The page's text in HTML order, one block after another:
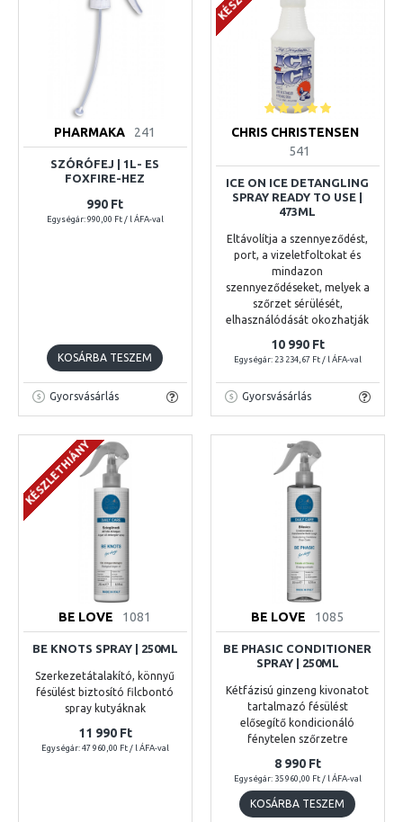
PHARMAKA 241
SZÓRÓFEJ | 1L- ES
FOXFIRE-HEZ
990 Ft
Egységár: 990,00 Ft / l ÁFA-val
KOSÁRBA TESZEM
Gyorsvásárlás
CHRIS CHRISTENSEN
541
ICE ON ICE DETANGLING
SPRAY READY TO USE |
473ML
Eltávolítja a szennyeződést,
port, a vizeletfoltokat és
mindazon
szennyeződéseket, melyek a
szőrzet sérülését,
elhasználódását okozhatják
10 990 Ft
Egységár: 23 234,67 Ft / l ÁFA-val
Gyorsvásárlás
KÉSZLETHIÁNY
BE LOVE 1081
BE KNOTS SPRAY | 250ML
Szerkezetátalakító, könnyű
fésülést biztosító filcbontó
spray kutyáknak
11 990 Ft
Egységár: 47 960,00 Ft / l ÁFA-val
BE LOVE 1085
BE PHASIC CONDITIONER
SPRAY | 250ML
Kétfázisú ginzeng kivonatot
tartalmazó fésülést
elősegítő kondicionáló
fénytelen szőrzetre
8 990 Ft
Egységár: 35 960,00 Ft / l ÁFA-val
KOSÁRBA TESZEM